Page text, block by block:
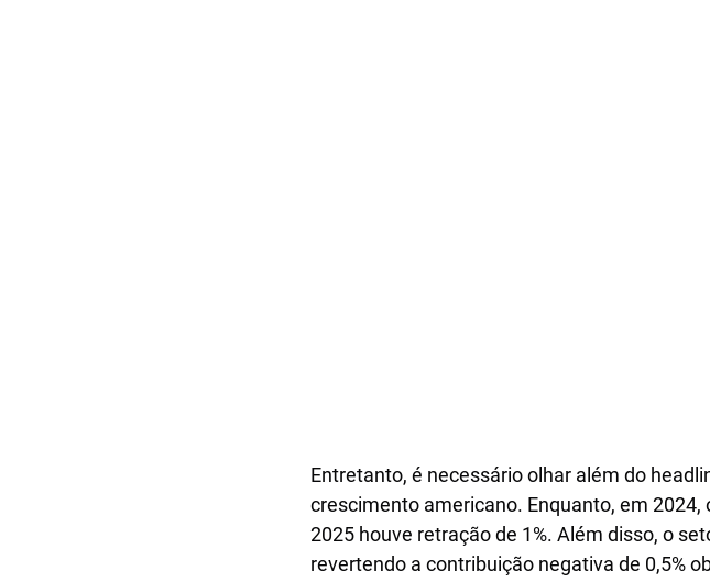
Entretanto, é necessário olhar além do
crescimento americano. Enquanto, em
2025 houve retração de 1%. Além disso, o
revertendo a contribuição negativa de 0,5%